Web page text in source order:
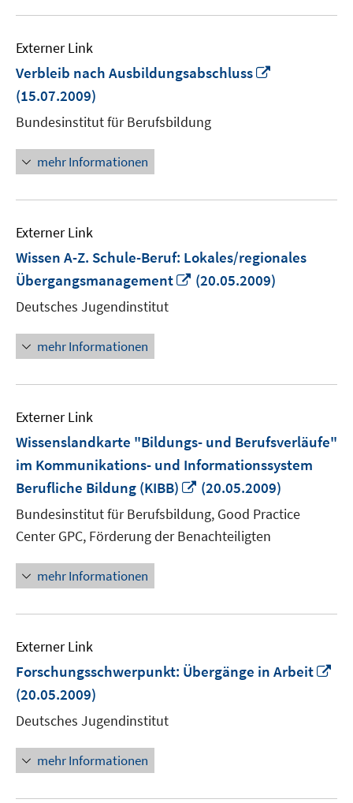
Externer Link
Verbleib nach Ausbildungsabschluss
(15.07.2009)
Bundesinstitut für Berufsbildung
mehr Informationen
Externer Link
Wissen A-Z. Schule-Beruf: Lokales/regionales
Übergangsmanagement
In
(20.05.2009)
Deutsches Jugendinstitut
mehr Informationen
Externer Link
Wissenslandkarte "Bildungs- und Berufsverläufe"
im Kommunikations- und Informationssystem
Berufliche Bildung (KIBB)
In
Fenster
öffnen
(20.05.2009)
Bundesinstitut für Berufsbildung, Good Practice
Center GPC, Förderung der Benachteiligten
mehr Informationen
Externer Link
Forschungsschwerpunkt: Übergänge in Arbeit
(20.05.2009)
Deutsches Jugendinstitut
mehr Informationen